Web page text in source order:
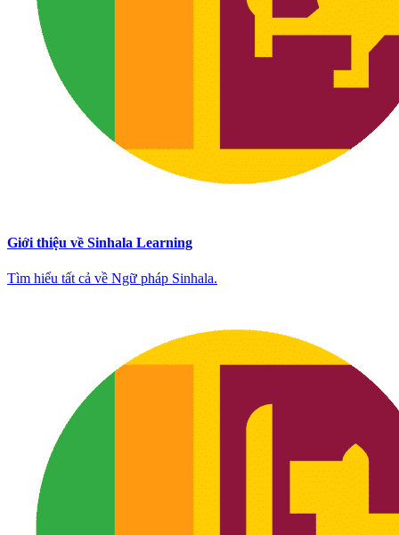
Giới thiệu về Sinhala Learning
Tìm hiểu tất cả về Ngữ pháp Sinhala.